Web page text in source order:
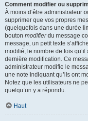
Comment modifier ou
À moins d’être administrateur
supprimer que vos propres
(quelquefois dans une durée
bouton modifierdu message
message, un petit texte
modifié, le nombre de fois
dernière modification. Ce
administrateur modifie le
une note indiquant qu’ils ont
Notez que les utilisateurs ne
quelqu’un y a répondu.
Haut